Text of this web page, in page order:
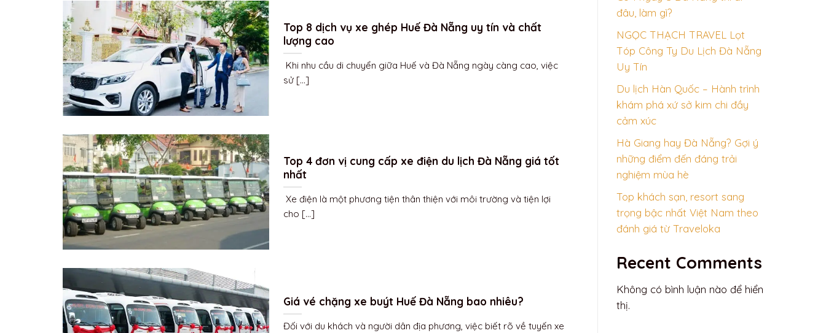
Top 8 dịch vụ xe ghép Huế Đà Nẵng uy tín và chất
lượng cao
Khi nhu cầu di chuyển giữa Huế và Đà Nẵng ngày càng cao, việc
sử [...]
Top 4 đơn vị cung cấp xe điện du lịch Đà Nẵng giá tốt
nhất
Xe điện là một phương tiện thân thiện với môi trường và tiện lợi
cho [...]
Giá vé chặng xe buýt Huế Đà Nẵng bao nhiêu?
Đối với du khách và người dân địa phương, việc biết rõ về tuyến xe
đâu, làm gì?
NGỌC THẠCH TRAVEL Lọt
Tóp Công Ty Du Lịch Đà Nẵng
Uy Tín
Du lịch Hàn Quốc – Hành trình
khám phá xứ sở kim chi đầy
cảm xúc
Hà Giang hay Đà Nẵng? Gợi ý
những điểm đến đáng trải
nghiệm mùa hè
Top khách sạn, resort sang
trọng bậc nhất Việt Nam theo
đánh giá từ Traveloka
Recent Comments
Không có bình luận nào để hiển
thị.